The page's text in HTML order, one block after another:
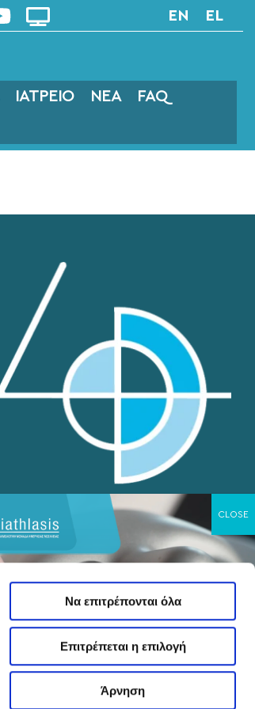
Να επιτρέπονται όλα
Επιτρέπεται η επιλογή
Άρνηση
EN EL
ΙΑΤΡΕΙΟ ΝΕΑ
FAQ